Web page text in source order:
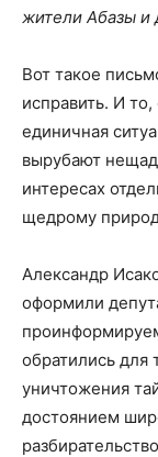
жители Абазы и
Вот такое
исправить. И
единичная
вырубают
интересах
щедрому
Александр
оформили
обратились для
уничтожения
достоянием